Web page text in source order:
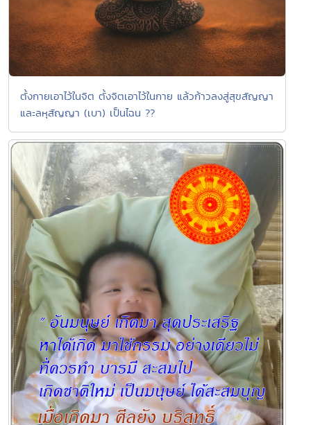
ตั้งกายเอาไว้ในจิต ตั้งจิตเอาไว้ในกาย แล้วก้าวลงสู่สุขสัญญา
และลหุสัญญา (เบา) เป็นไฉน ??